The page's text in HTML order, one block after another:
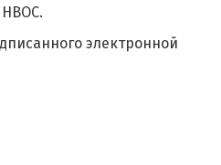
НВОС.
электронной